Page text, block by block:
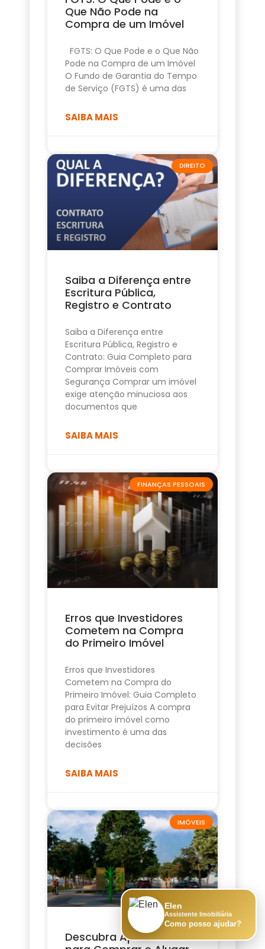
Que Não Pode na
Compra de um Imóvel
FGTS: O Que Pode e o Que Não
Pode na Compra de um Imóvel
O Fundo de Garantia do Tempo
de Serviço (FGTS) é uma das
SAIBA MAIS
DIREITO
Saiba a Diferença entre
Escritura Pública,
Registro e Contrato
Saiba a Diferença entre
Escritura Pública, Registro e
Contrato: Guia Completo para
Comprar Imóveis com
Segurança Comprar um imóvel
exige atenção minuciosa aos
documentos que
SAIBA MAIS
FINANÇAS PESSOAIS
Erros que Investidores
Cometem na Compra
do Primeiro Imóvel
Erros que Investidores
Cometem na Compra do
Primeiro Imóvel: Guia Completo
para Evitar Prejuízos A compra
do primeiro imóvel como
investimento é uma das
decisões
SAIBA MAIS
IMÓVEIS
Descubra Apartamento
Elen
Assistente Imobiliária
Como posso ajudar?